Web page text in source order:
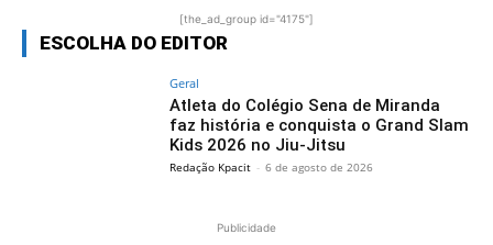
[the_ad_group id="4175"]
ESCOLHA DO EDITOR
Geral
Atleta do Colégio Sena de Miranda
faz história e conquista o Grand Slam
Kids 2026 no Jiu-Jitsu
Redação Kpacit - 6 de agosto de 2026
Publicidade